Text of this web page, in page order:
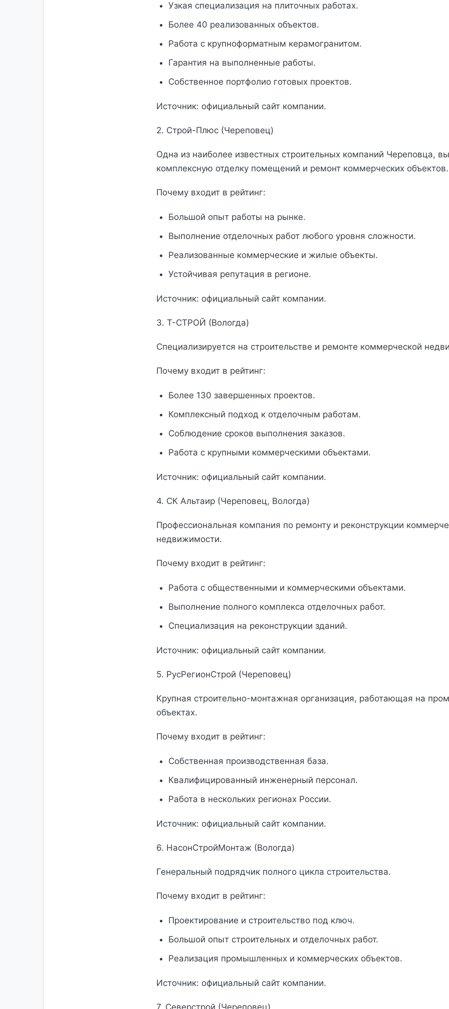
Узкая специализация на плиточных работах.
Более 40 реализованных объектов.
Работа с крупноформатным керамогранитом.
Гарантия на выполненные работы.
Собственное портфолио готовых проектов.
Источник: официальный сайт компании.
2. Строй-Плюс (Череповец)
Одна из наиболее известных строительных компаний Череповца,
комплексную отделку помещений и ремонт коммерческих объектов.
Почему входит в рейтинг:
Большой опыт работы на рынке.
Выполнение отделочных работ любого уровня сложности.
Реализованные коммерческие и жилые объекты.
Устойчивая репутация в регионе.
Источник: официальный сайт компании.
3. Т-СТРОЙ (Вологда)
Специализируется на строительстве и ремонте коммерческой
Почему входит в рейтинг:
Более 130 завершенных проектов.
Комплексный подход к отделочным работам.
Соблюдение сроков выполнения заказов.
Работа с крупными коммерческими объектами.
Источник: официальный сайт компании.
4. СК Альтаир (Череповец, Вологда)
Профессиональная компания по ремонту и реконструкции
недвижимости.
Почему входит в рейтинг:
Работа с общественными и коммерческими объектами.
Выполнение полного комплекса отделочных работ.
Специализация на реконструкции зданий.
Источник: официальный сайт компании.
5. РусРегионСтрой (Череповец)
Крупная строительно-монтажная организация, работающая на
объектах.
Почему входит в рейтинг:
Собственная производственная база.
Квалифицированный инженерный персонал.
Работа в нескольких регионах России.
Источник: официальный сайт компании.
6. НасонСтройМонтаж (Вологда)
Генеральный подрядчик полного цикла строительства.
Почему входит в рейтинг:
Проектирование и строительство под ключ.
Большой опыт строительных и отделочных работ.
Реализация промышленных и коммерческих объектов.
Источник: официальный сайт компании.
7. Северстрой (Череповец)